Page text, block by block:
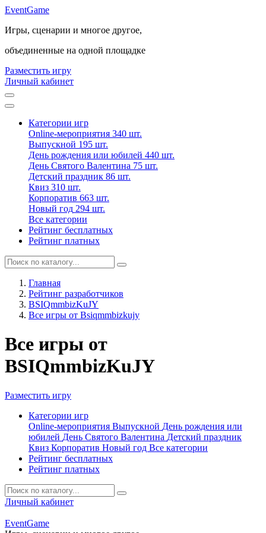
EventGame
Игры, сценарии и многое другое,
объединенные на одной площадке
Разместить игру
Личный кабинет
Категории игр
Online-мероприятия 340 шт.
Выпускной 195 шт.
День рождения или юбилей 440 шт.
День Святого Валентина 75 шт.
Детский праздник 86 шт.
Квиз 310 шт.
Корпоратив 663 шт.
Новый год 294 шт.
Все категории
Рейтинг бесплатных
Рейтинг платных
Главная
Рейтинг разработчиков
BSIQmmbizKuJY
Все игры от Bsiqmmbizkujy
Все игры от
BSIQmmbizKuJY
Разместить игру
Категории игр
Online-мероприятия Выпускной День рождения или
юбилей День Святого Валентина Детский праздник
Квиз Корпоратив Новый год Все категории
Рейтинг бесплатных
Рейтинг платных
Личный кабинет
EventGame